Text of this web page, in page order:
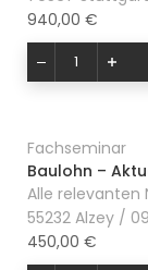
940,00 €
Fachseminar
Baulohn –
Alle relevanten
55232 Alzey /
450,00 €